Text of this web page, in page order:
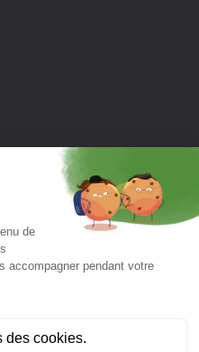
France, 92309